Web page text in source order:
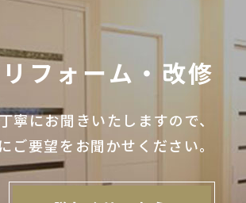
リフォーム・改修
にお聞きいたしますので、
ご要望をお聞かせください。